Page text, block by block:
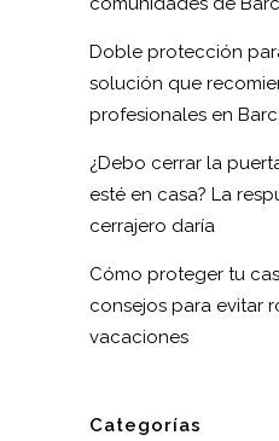
Doble protección
solución que
profesionales en
¿Debo cerrar la
esté en casa? La
cerrajero daría
Cómo proteger tu
consejos para evitar
vacaciones
Categorías